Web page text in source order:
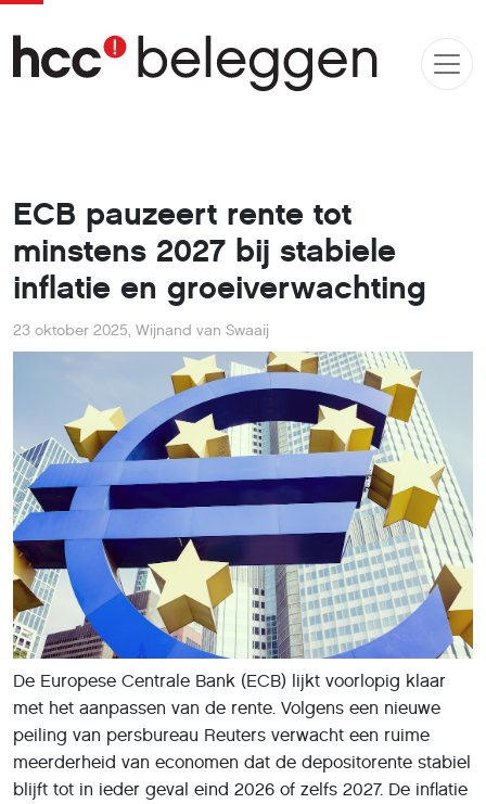
ECB pauzeert rente tot
minstens 2027 bij stabiele
inflatie en groeiverwachting
23 oktober 2025, Wijnand van Swaaij
De Europese Centrale Bank (ECB) lijkt voorlopig klaar
met het aanpassen van de rente. Volgens een nieuwe
peiling van persbureau Reuters verwacht een ruime
meerderheid van economen dat de depositorente stabiel
blijft tot in ieder geval eind 2026 of zelfs 2027. De inflatie